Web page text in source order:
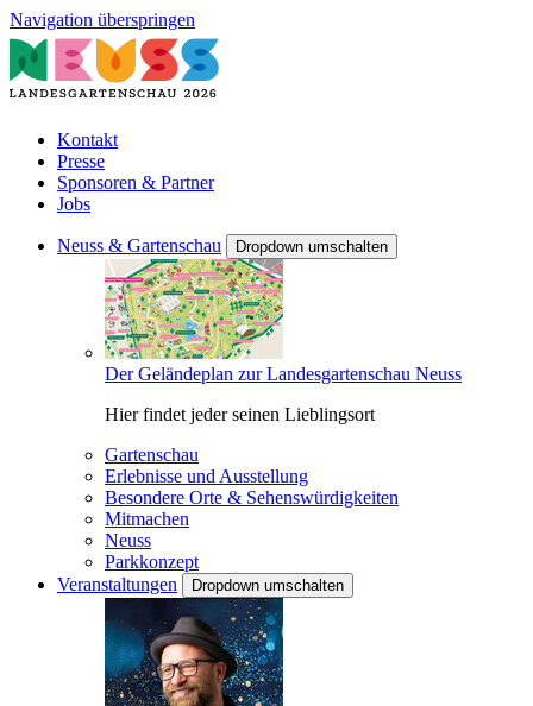
Navigation überspringen
Kontakt
Presse
Sponsoren & Partner
Jobs
Neuss & Gartenschau Dropdown umschalten
Der Geländeplan zur Landesgartenschau Neuss
Hier findet jeder seinen Lieblingsort
Gartenschau
Erlebnisse und Ausstellung
Besondere Orte & Sehenswürdigkeiten
Mitmachen
Neuss
Parkkonzept
Veranstaltungen
Dropdown umschalten